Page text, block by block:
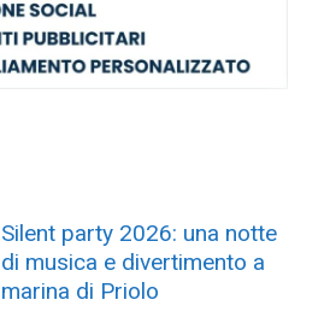
Silent party 2026: una notte
di musica e divertimento a
marina di Priolo